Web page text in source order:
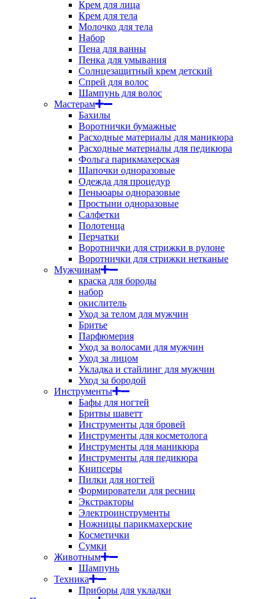
Крем для лица
Крем для тела
Молочко для тела
Набор
Пена для ванны
Пенка для умывания
Солнцезащитный крем детский
Спрей для волос
Шампунь для волос
Мастерам
Бахилы
Воротнички бумажные
Расходные материалы для маникюра
Расходные материалы для педикюра
Фольга парикмахерская
Шапочки одноразовые
Одежда для процедур
Пеньюары одноразовые
Простыни одноразовые
Салфетки
Полотенца
Перчатки
Воротнички для стрижки в рулоне
Воротнички для стрижки нетканые
Мужчинам
краска для бороды
набор
окислитель
Уход за телом для мужчин
Бритье
Парфюмерия
Уход за волосами для мужчин
Уход за лицом
Укладка и стайлинг для мужчин
Уход за бородой
Инструменты
Бафы для ногтей
Бритвы шаветт
Инструменты для бровей
Инструменты для косметолога
Инструменты для маникюра
Инструменты для педикюра
Книпсеры
Пилки для ногтей
Формирователи для ресниц
Экстракторы
Электроинструменты
Ножницы парикмахерские
Косметички
Сумки
Животным
Шампунь
Техника
Приборы для укладки